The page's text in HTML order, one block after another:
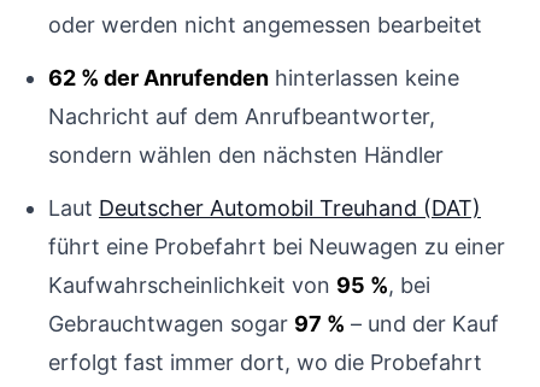
oder werden nicht angemessen bearbeitet
62 % der Anrufenden hinterlassen keine
Nachricht auf dem Anrufbeantworter,
sondern wählen den nächsten Händler
Laut Deutscher Automobil Treuhand (DAT)
führt eine Probefahrt bei Neuwagen zu einer
Kaufwahrscheinlichkeit von 95 %, bei
Gebrauchtwagen sogar 97 % – und der Kauf
erfolgt fast immer dort, wo die Probefahrt